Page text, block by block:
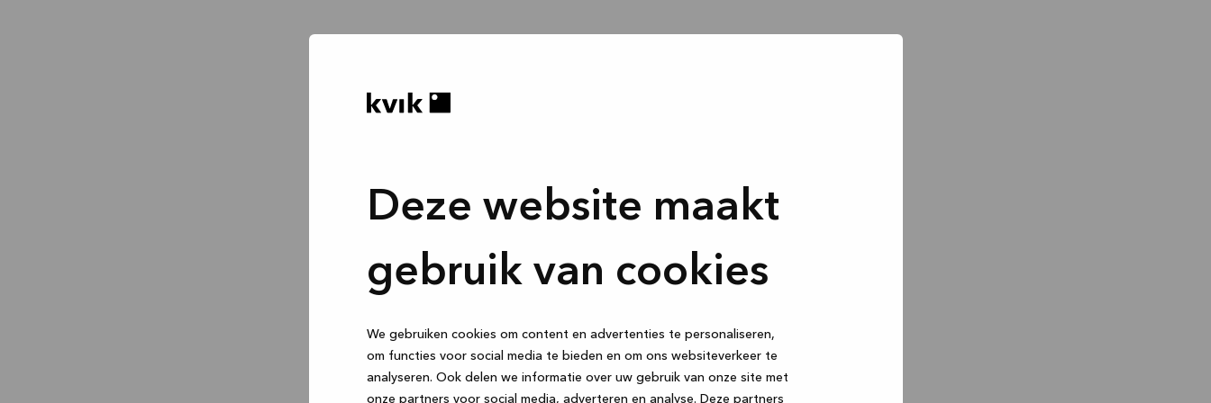
Deze website maakt
gebruik van cookies
We gebruiken cookies om content en advertenties te personaliseren,
om functies voor social media te bieden en om ons websiteverkeer te
analyseren. Ook delen we informatie over uw gebruik van onze site met
onze partners voor social media, adverteren en analyse. Deze partners